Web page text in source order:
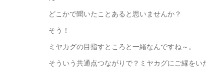
どこかで聞いたことあると思いませんか？
そう！
ミヤカグの目指すところと一緒なんですね～。
そういう共通点つながりで？ミヤカグにご縁をい